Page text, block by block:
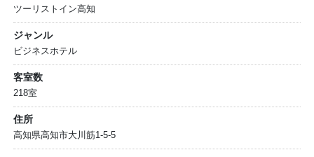
ツーリストイン高知
ジャンル
ビジネスホテル
客室数
218室
住所
高知県高知市大川筋1-5-5